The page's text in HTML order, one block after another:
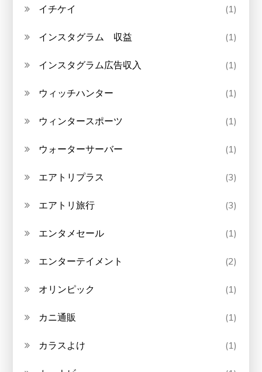
イチケイ (1)
インスタグラム 収益 (1)
インスタグラム広告収入 (1)
ウィッチハンター (1)
ウィンタースポーツ (1)
ウォーターサーバー (1)
エアトリプラス (3)
エアトリ旅行 (3)
エンタメセール (1)
エンターテイメント (2)
オリンピック (1)
カニ通販 (1)
カラスよけ (1)